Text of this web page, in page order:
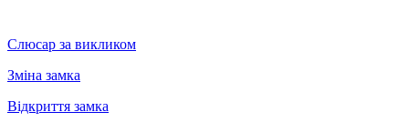
Слюсар за викликом
Зміна замка
Відкриття замка